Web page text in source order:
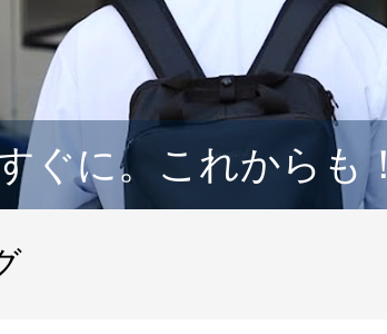
ぐに。これからも！